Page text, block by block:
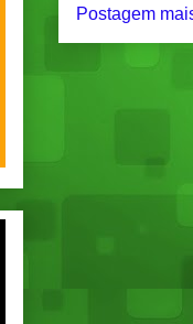
Postagem